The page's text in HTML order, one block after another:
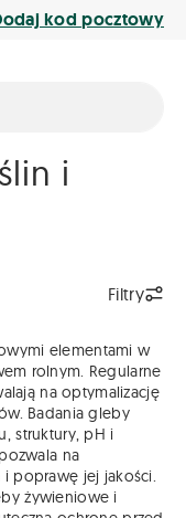
kod pocztowy
i
Filtry
elementami w
rolnym. Regularne
na optymalizację
Badania gleby
struktury, pH i
na
poprawę jej jakości.
żywieniowe i